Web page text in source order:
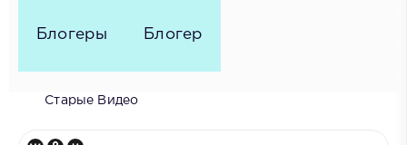
Блогеры Блогер
Старые Видео